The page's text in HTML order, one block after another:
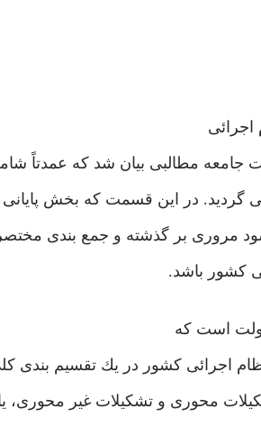
اجرائی
جامعه مطالبی‌ بيان شد كه عمدتاً
گرديد. در اين قسمت كه بخش
مروری بر گذشته و جمع بندی‌
كشور باشد.
است كه
اجرائی‌ كشور در يك تقسيم بندی‌
محوری‌ و تشكيلات غير محوری‌، ‌يا